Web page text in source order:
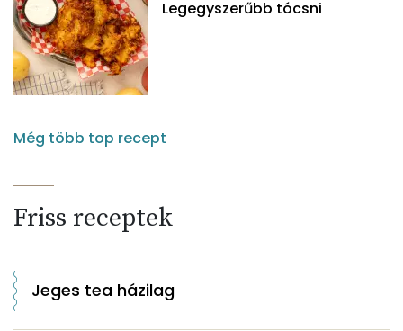
Legegyszerűbb tócsni
Még több top recept
Friss receptek
Jeges tea házilag